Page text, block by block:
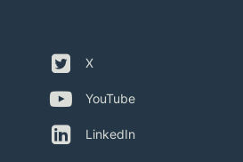
X
YouTube
LinkedIn